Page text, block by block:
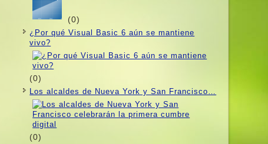
(0)
¿Por qué Visual Basic 6 aún se mantiene
vivo?
(0)
Los alcaldes de Nueva York y San Francisco…
(0)